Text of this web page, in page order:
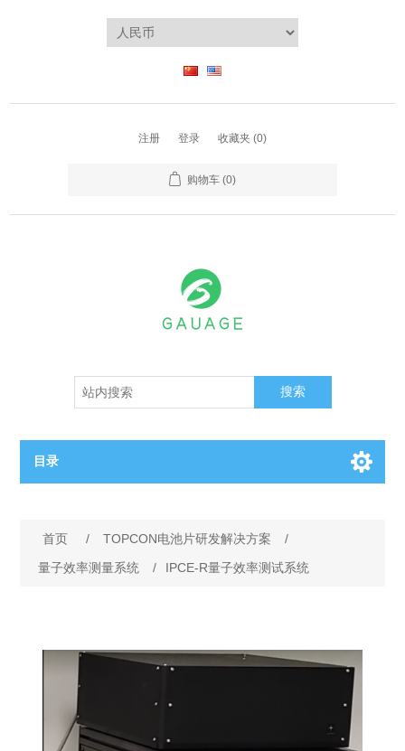
注册 登录 收藏夹 (0)
购物车 (0)
搜索
目录
OCT MZI干涉仪
OCT 平衡探测器
OCT数据采集卡
BC电池解决方案
电阻率测试仪
等离子刻蚀设备
晶锭检测质量控制
首页 / TOPCON电池片研发解决方案
/
量子效率测量系统
/ IPCE-R量子效率测试系统